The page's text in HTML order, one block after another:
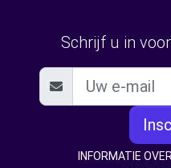
Schrijf u in
INFORMATIE